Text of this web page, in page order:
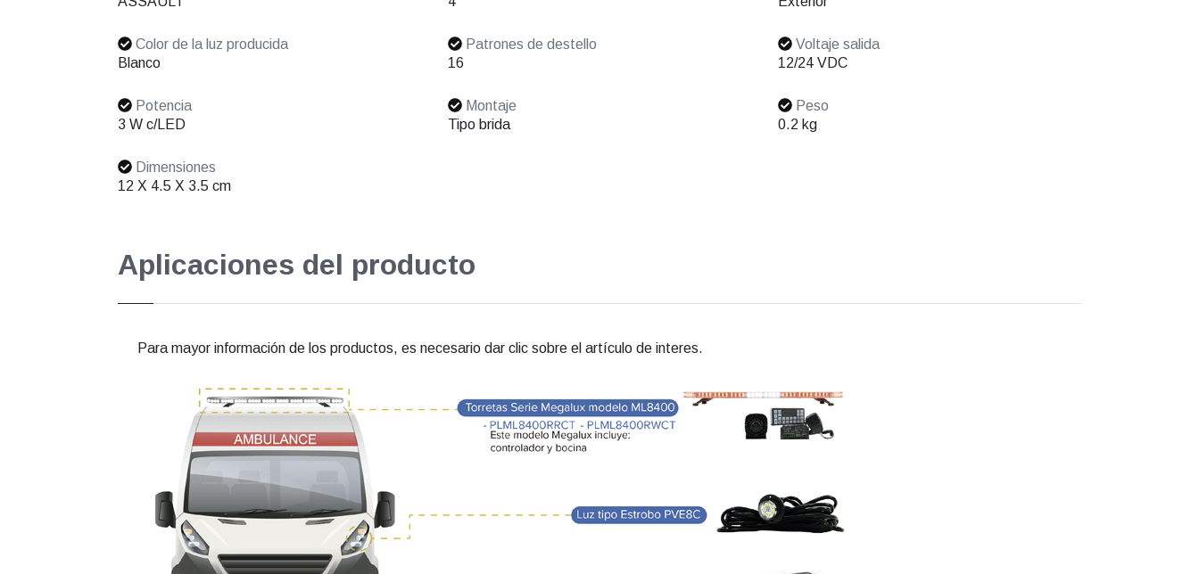
Color de la luz producida
Blanco
Patrones de destello
16
Voltaje salida
12/24 VDC
Potencia
3 W c/LED
Montaje
Tipo brida
Peso
0.2 kg
Dimensiones
12 X 4.5 X 3.5 cm
Aplicaciones del producto
Para mayor información de los productos, es necesario dar clic sobre el artículo de interes.